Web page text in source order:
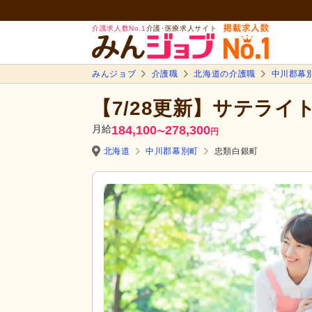
介護求人数No.1 介護･医療求人サイト
みんジョブ 介護職 北海道の介護職 中川郡幕
【7/28更新】サテライ
月給184,100〜278,300円
北海道
中川郡幕別町 忠類白銀町